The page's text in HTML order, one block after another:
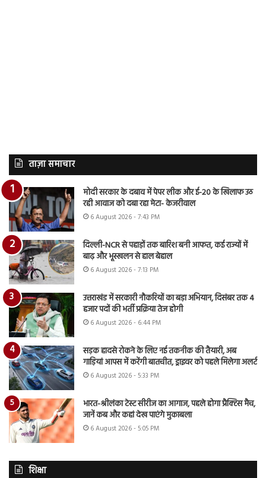
ताज़ा समाचार
मोदी सरकार के दबाव में पेपर लीक और ई-20 के खिलाफ उठ
रही आवाज को दबा रहा मेटा- केजरीवाल
6 August 2026 - 7:43 PM
दिल्ली-NCR से पहाड़ों तक बारिश बनी आफत, कई राज्यों में
बाढ़ और भूस्खलन से हाल बेहाल
6 August 2026 - 7:13 PM
उत्तराखंड में सरकारी नौकरियों का बड़ा अभियान, दिसंबर तक 4
हजार पदों की भर्ती प्रक्रिया तेज होगी
6 August 2026 - 6:44 PM
सड़क हादसे रोकने के लिए नई तकनीक की तैयारी, अब
गाड़ियां आपस में करेंगी बातचीत, ड्राइवर को पहले मिलेगा अलर्ट
6 August 2026 - 5:33 PM
भारत-श्रीलंका टेस्ट सीरीज का आगाज, पहले होगा प्रैक्टिस मैच,
जानें कब और कहां देख पाएंगे मुकाबला
6 August 2026 - 5:05 PM
शिक्षा